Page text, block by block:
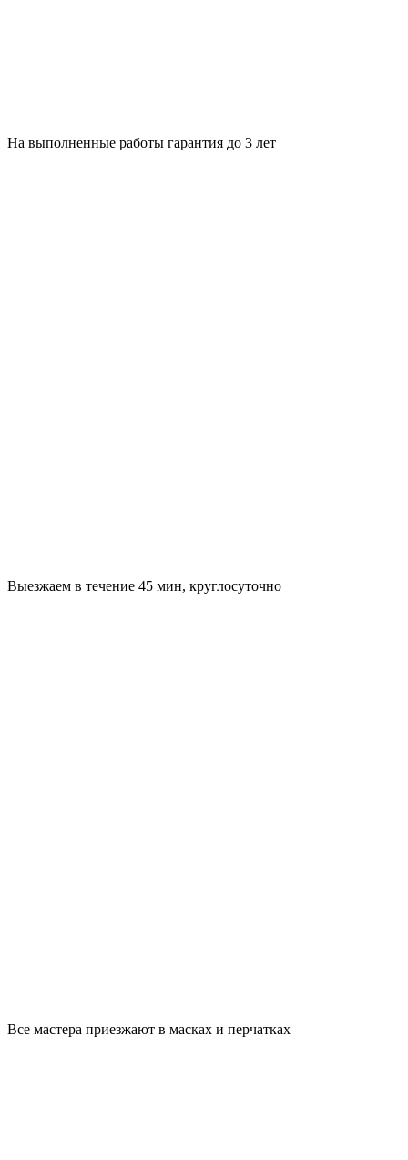
На выполненные работы гарантия до 3 лет
Выезжаем в течение 45 мин, круглосуточно
Все мастера приезжают в масках и перчатках